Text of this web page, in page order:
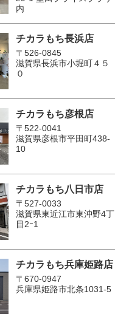
内
チカラもち長浜店
〒526-0845
滋賀県長浜市小堀町４５
０
チカラもち彦根店
〒522-0041
滋賀県彦根市平田町438-
10
チカラもち八日市店
〒527-0033
滋賀県東近江市東沖野4丁
目2ｰ1
チカラもち兵庫姫路店
〒670-0947
兵庫県姫路市北条1031-5